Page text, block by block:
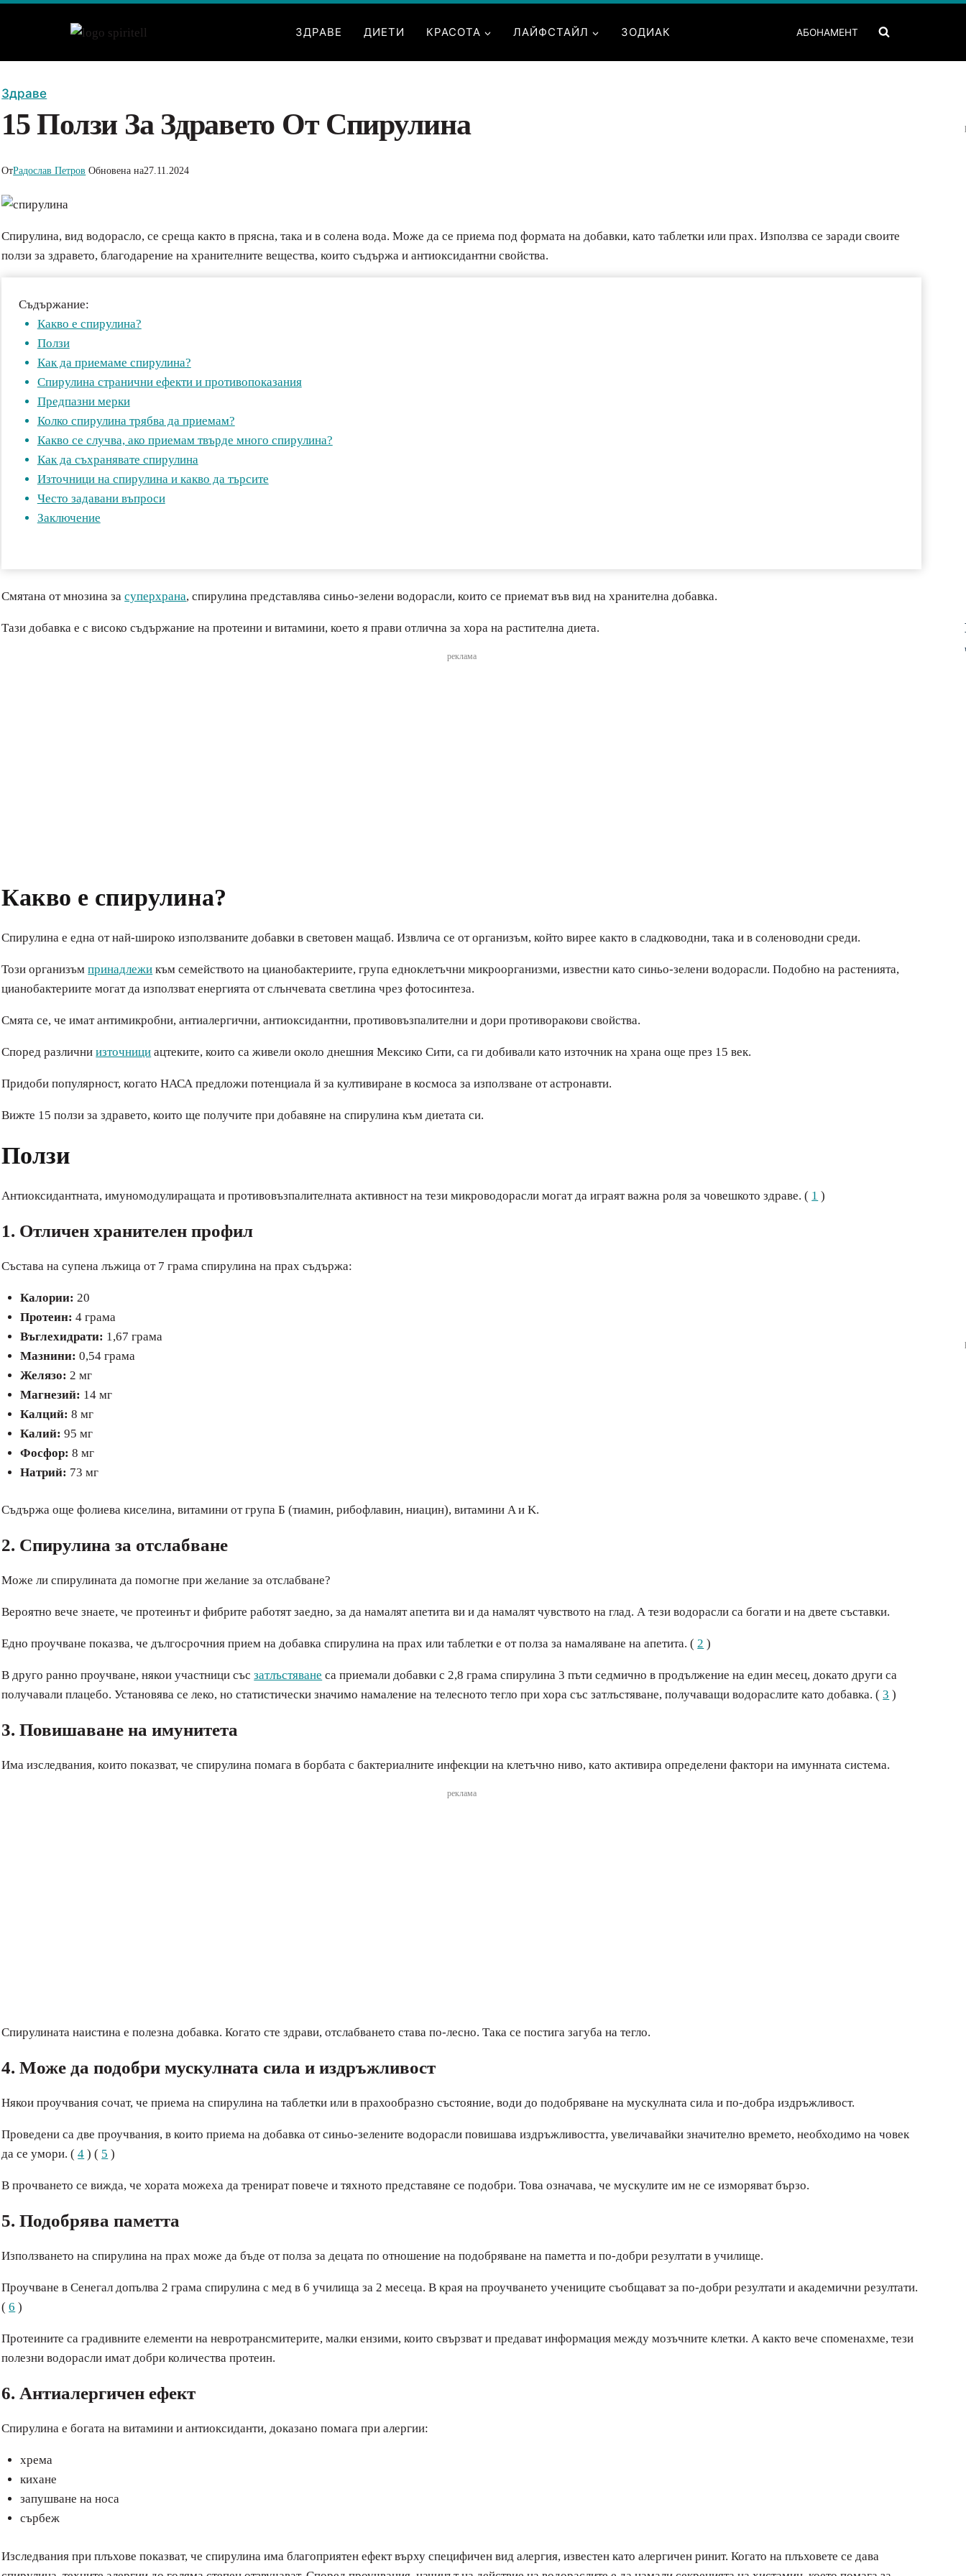
съдържанието
ЗДРАВЕ ДИЕТИ КРАСОТА ЛАЙФСТАЙЛ ЗОДИАК АБОНАМЕНТ
Здраве
15 Ползи За Здравето От Спирулина
ОтРадослав Петров Обновена на27.11.2024
Спирулина, вид водорасло, се среща както в прясна, така и в солена вода. Може да се приема под формата на добавки, като таблетки или прах. Използва се заради своите
ползи за здравето, благодарение на хранителните вещества, които съдържа и антиоксидантни свойства.
Съдържание:
Какво е спирулина?
Ползи
Как да приемаме спирулина?
Спирулина странични ефекти и противопоказания
Предпазни мерки
Колко спирулина трябва да приемам?
Какво се случва, ако приемам твърде много спирулина?
Как да съхранявате спирулина
Източници на спирулина и какво да търсите
Често задавани въпроси
Заключение
Смятана от мнозина засуперхрана, спирулина представлява синьо-зелени водорасли, които се приемат във вид на хранителна добавка.
Тази добавка е с високо съдържание на протеини и витамини, което я прави отлична за хора на растителна диета.
реклама
Какво е спирулина?
Спирулина е една от най-широко използваните добавки в световен мащаб. Извлича се от организъм, който вирее както в сладководни, така и в соленоводни среди.
Този организъмпринадлежи към семейството на цианобактериите, група едноклетъчни микроорганизми, известни като синьо-зелени водорасли. Подобно на растенията,
цианобактериите могат да използват енергията от слънчевата светлина чрез фотосинтеза.
Смята се, че имат антимикробни, антиалергични, антиоксидантни, противовъзпалителни и дори противоракови свойства.
Според различниизточници ацтеките, които са живели около днешния Мексико Сити, са ги добивали като източник на храна още през 15 век.
Придоби популярност, когато НАСА предложи потенциала й за култивиране в космоса за използване от астронавти.
Вижте 15 ползи за здравето, които ще получите при добавяне на спирулина към диетата си.
Ползи
Антиоксидантната, имуномодулиращата и противовъзпалителната активност на тези микроводорасли могат да играят важна роля за човешкото здраве. ( 1 )
1. Отличен хранителен профил
Състава на супена лъжица от 7 грама спирулина на прах съдържа:
Калории: 20
Протеин: 4 грама
Въглехидрати: 1,67 грама
Мазнини: 0,54 грама
Желязо: 2 мг
Магнезий: 14 мг
Калций: 8 мг
Калий: 95 мг
Фосфор: 8 мг
Натрий: 73 мг
Съдържа още фолиева киселина, витамини от група Б (тиамин, рибофлавин, ниацин), витамини A и K.
2. Спирулина за отслабване
Може ли спирулината да помогне при желание за отслабване?
Вероятно вече знаете, че протеинът и фибрите работят заедно, за да намалят апетита ви и да намалят чувството на глад. А тези водорасли са богати и на двете съставки.
Едно проучване показва, че дългосрочния прием на добавка спирулина на прах или таблетки е от полза за намаляване на апетита. (2 )
В друго ранно проучване, някои участници съсзатлъстяване са приемали добавки с 2,8 грама спирулина 3 пъти седмично в продължение на един месец, докато други са
получавали плацебо. Установява се леко, но статистически значимо намаление на телесното тегло при хора със затлъстяване, получаващи водораслите като добавка. (3 )
3. Повишаване на имунитета
Има изследвания, които показват, че спирулина помага в борбата с бактериалните инфекции на клетъчно ниво, като активира определени фактори на имунната система.
реклама
Спирулината наистина е полезна добавка. Когато сте здрави, отслабването става по-лесно. Така се постига загуба на тегло.
4. Може да подобри мускулната сила и издръжливост
Някои проучвания сочат, че приема на спирулина на таблетки или в прахообразно състояние, води до подобряване на мускулната сила и по-добра издръжливост.
Проведени са две проучвания, в които приема на добавка от синьо-зелените водорасли повишава издръжливостта, увеличавайки значително времето, необходимо на човек
да се умори. (4 ) ( 5 )
В прочването се вижда, че хората можеха да тренират повече и тяхното представяне се подобри. Това означава, че мускулите им не се изморяват бързо.
5. Подобрява паметта
Използването на спирулина на прах може да бъде от полза за децата по отношение на подобряване на паметта и по-добри резултати в училище.
Проучване в Сенегал допълва 2 грама спирулина с мед в 6 училища за 2 месеца. В края на проучването учениците съобщават за по-добри резултати и академични резултати.
(6 )
Протеините са градивните елементи на невротрансмитерите, малки ензими, които свързват и предават информация между мозъчните клетки. А както вече споменахме, тези
полезни водорасли имат добри количества протеин.
6. Антиалергичен ефект
Спирулина е богата на витамини и антиоксиданти, доказано помага при алергии:
хрема
кихане
запушване на носа
сърбеж
Изследвания при плъхове показват, че спирулина има благоприятен ефект върху специфичен вид алергия, известен като алергичен ринит. Когато на плъховете се дава